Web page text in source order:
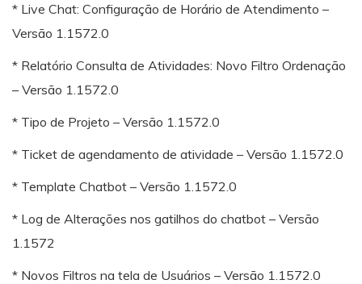
* Live Chat: Configuração de Horário de Atendimento –
Versão 1.1572.0
* Relatório Consulta de Atividades: Novo Filtro Ordenação
– Versão 1.1572.0
* Tipo de Projeto – Versão 1.1572.0
* Ticket de agendamento de atividade – Versão 1.1572.0
* Template Chatbot – Versão 1.1572.0
* Log de Alterações nos gatilhos do chatbot – Versão
1.1572
* Novos Filtros na tela de Usuários – Versão 1.1572.0